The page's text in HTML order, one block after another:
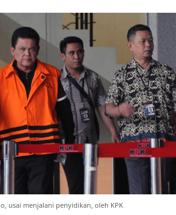
usai menjalani penyidikan, oleh KPK